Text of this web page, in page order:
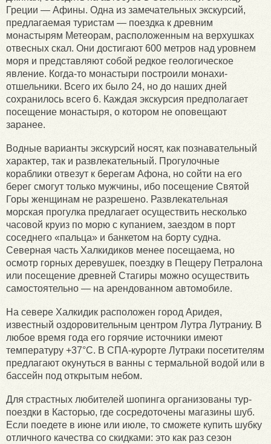
Греции — Афины. Одна из замечательных экскурсий,
предлагаемая туристам — поездка к древним
монастырям Метеорам, расположенным на верхушках
отвесных скал. Они достигают 600 метров над уровнем
моря и представляют собой редкое геологическое
явление. Когда-то монастыри построили монахи-
отшельники. Всего их было 24, но до наших дней
сохранилось всего 6. Каждая экскурсия предполагает
посещение монастыря, о котором не оповещают
заранее.
Водные варианты экскурсий носят, как познавательный
характер, так и развлекательный. Прогулочные
кораблики отвезут к берегам Афона, но сойти на его
берег смогут только мужчины, ибо посещение Святой
Горы женщинам не разрешено. Развлекательная
морская прогулка предлагает осуществить несколько
часовой круиз по морю с купанием, заездом в порт
соседнего «пальца» и банкетом на борту судна.
Северная часть Халкидиков менее посещаема, но
осмотр горных деревушек, поездку в Пещеру Петралона
или посещение древней Стагиры можно осуществить
самостоятельно — на арендованном автомобиле.
На севере Халкидик расположен город Аридея,
известный оздоровительным центром Лутра Лутраниу. В
любое время года его горячие источники имеют
температуру +37°С. В СПА-курорте Лутраки посетителям
предлагают окунуться в ванны с термальной водой или в
бассейн под открытым небом.
Для страстных любителей шопинга организованы тур-
поездки в Касторью, где сосредоточены магазины шуб.
Если поедете в июне или июле, то сможете купить шубку
отличного качества со скидками: это как раз сезон